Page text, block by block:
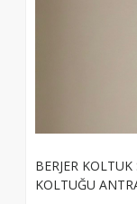
BERJER
KOLTUĞU